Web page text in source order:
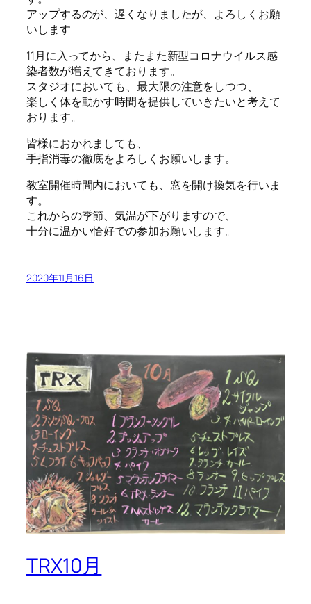
アップするのが、遅くなりましたが、よろしくお願
いします
11月に入ってから、またまた新型コロナウイルス感
染者数が増えてきております。
スタジオにおいても、最大限の注意をしつつ、
楽しく体を動かす時間を提供していきたいと考えて
おります。
皆様におかれましても、
手指消毒の徹底をよろしくお願いします。
教室開催時間内においても、窓を開け換気を行いま
す。
これからの季節、気温が下がりますので、
十分に温かい恰好での参加お願いします。
2020年11月16日
TRX10月